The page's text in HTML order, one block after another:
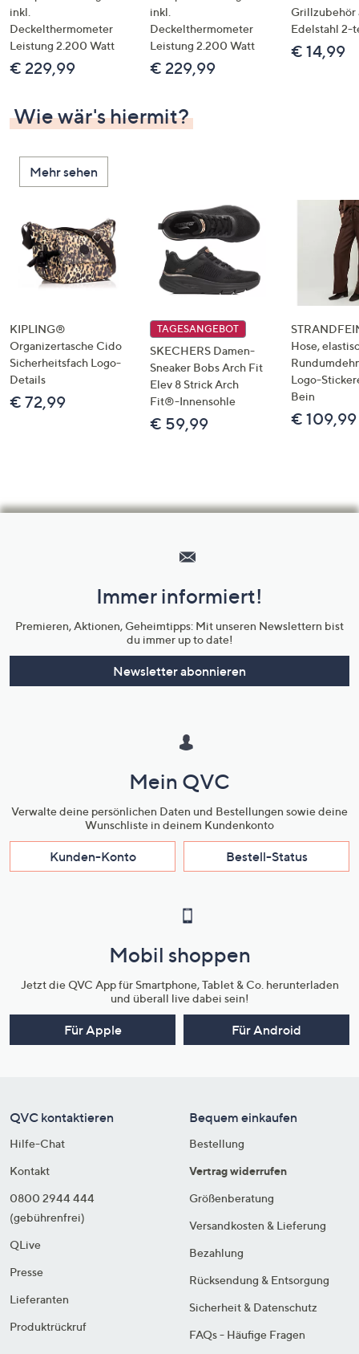
inkl.
Deckelthermometer
Leistung 2.200 Watt
€ 229,99
inkl.
Deckelthermometer
Leistung 2.200 Watt
€ 229,99
Grillzubehör
Edelstahl 2-
€ 14,99
Wie wär's hiermit?
Mehr sehen
KIPLING®
Organizertasche Cido
Sicherheitsfach Logo-
Details
€ 72,99
TAGESANGEBOT
SKECHERS Damen-
Sneaker Bobs Arch Fit
Elev 8 Strick Arch
Fit®-Innensohle
€ 59,99
Hose,
Logo-
Bein
€ 109,99
Unternehmensinformationen
Immer informiert!
Premieren, Aktionen, Geheimtipps: Mit unseren Newslettern bist
du immer up to date!
Newsletter abonnieren
Mein QVC
Verwalte deine persönlichen Daten und Bestellungen sowie deine
Wunschliste in deinem Kundenkonto
Kunden-Konto Bestell-Status
Mobil shoppen
Jetzt die QVC App für Smartphone, Tablet & Co. herunterladen
und überall live dabei sein!
Für Apple Für Android
QVC kontaktieren
Hilfe-Chat
Kontakt
0800 2944 444
(gebührenfrei)
QLive
Presse
Lieferanten
Produktrückruf
Bequem einkaufen
Bestellung
Vertrag widerrufen
Größenberatung
Versandkosten & Lieferung
Bezahlung
Rücksendung & Entsorgung
Sicherheit & Datenschutz
FAQs - Häufige Fragen